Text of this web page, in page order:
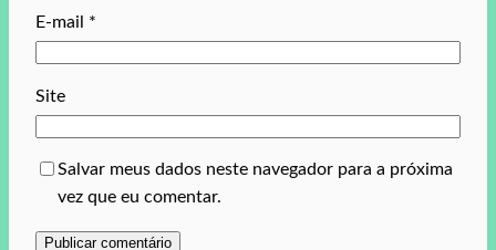
E-mail *
Site
Salvar meus dados neste navegador para a próxima
vez que eu comentar.